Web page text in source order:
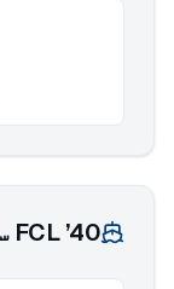
40’ FCL سمندری کنٹینر